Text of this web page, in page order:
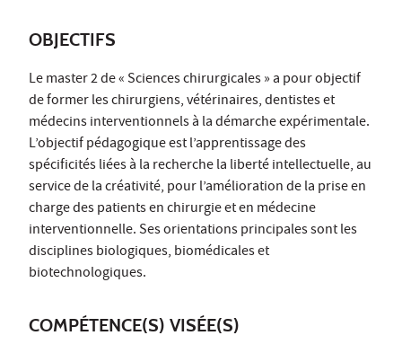
OBJECTIFS
Le master 2 de « Sciences chirurgicales » a pour objectif
de former les chirurgiens, vétérinaires, dentistes et
médecins interventionnels à la démarche expérimentale.
L’objectif pédagogique est l’apprentissage des
spécificités liées à la recherche la liberté intellectuelle, au
service de la créativité, pour l’amélioration de la prise en
charge des patients en chirurgie et en médecine
interventionnelle. Ses orientations principales sont les
disciplines biologiques, biomédicales et
biotechnologiques.
COMPÉTENCE(S) VISÉE(S)